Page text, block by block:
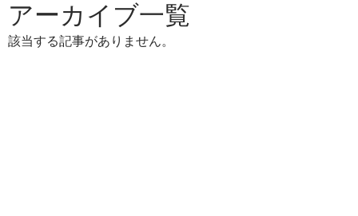
アーカイブ一覧
該当する記事がありません。